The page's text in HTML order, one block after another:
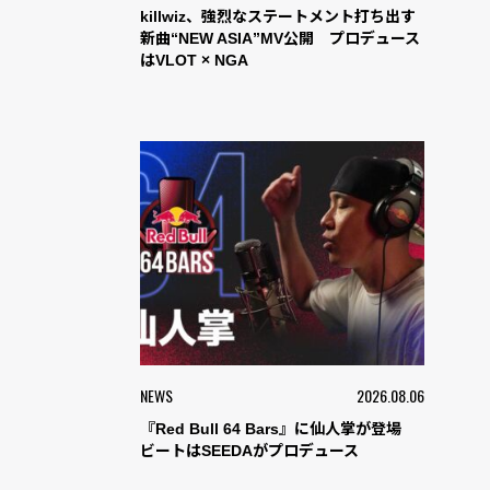
killwiz、強烈なステートメント打ち出す
新曲“NEW ASIA”MV公開 プロデュース
はVLOT × NGA
NEWS 2026.08.06
『Red Bull 64 Bars』に仙人掌が登場
ビートはSEEDAがプロデュース